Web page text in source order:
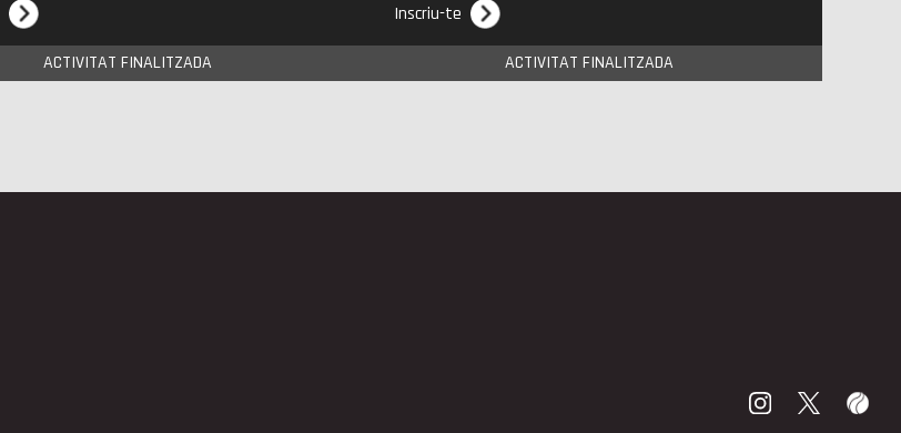
ACTIVITAT FINALITZADA ACTIVITAT FINALITZADA
Inscriu-te